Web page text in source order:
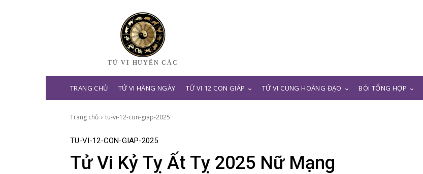
TỬ VI HUYỀN CÁC
TRANG CHỦ TỬ VI HÀNG NGÀY TỬ VI 12 CON GIÁP TỬ VI CUNG HOÀNG ĐẠO BÓI TỔNG HỢP
Trang chủ tu-vi-12-con-giap-2025
TU-VI-12-CON-GIAP-2025
Tử Vi Kỷ Tỵ Ất Tỵ 2025 Nữ Mạng